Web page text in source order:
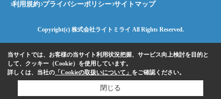
利用規約 プライバシーポリシー サイトマップ
Copyright(c) 株式会社ライトミライ All Rights Reserved.
当サイトでは、お客様の当サイト利用状況把握、サービス向上検討を目的と
して、クッキー（Cookie）を使用しています。
詳しくは、当社の 「Cookieの取扱いについて」 をご確認ください。
閉じる